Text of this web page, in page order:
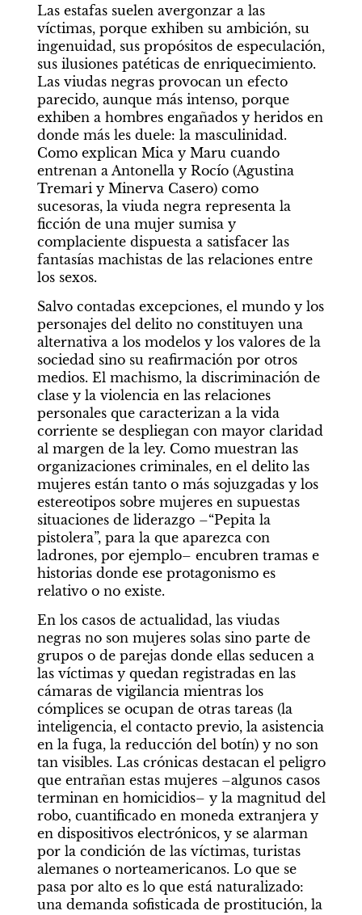
Las estafas suelen avergonzar a las
víctimas, porque exhiben su ambición, su
ingenuidad, sus propósitos de especulación,
sus ilusiones patéticas de enriquecimiento.
Las viudas negras provocan un efecto
parecido, aunque más intenso, porque
exhiben a hombres engañados y heridos en
donde más les duele: la masculinidad.
Como explican Mica y Maru cuando
entrenan a Antonella y Rocío (Agustina
Tremari y Minerva Casero) como
sucesoras, la viuda negra representa la
ficción de una mujer sumisa y
complaciente dispuesta a satisfacer las
fantasías machistas de las relaciones entre
los sexos.
Salvo contadas excepciones, el mundo y los
personajes del delito no constituyen una
alternativa a los modelos y los valores de la
sociedad sino su reafirmación por otros
medios. El machismo, la discriminación de
clase y la violencia en las relaciones
personales que caracterizan a la vida
corriente se despliegan con mayor claridad
al margen de la ley. Como muestran las
organizaciones criminales, en el delito las
mujeres están tanto o más sojuzgadas y los
estereotipos sobre mujeres en supuestas
situaciones de liderazgo –“Pepita la
pistolera”, para la que aparezca con
ladrones, por ejemplo– encubren tramas e
historias donde ese protagonismo es
relativo o no existe.
En los casos de actualidad, las viudas
negras no son mujeres solas sino parte de
grupos o de parejas donde ellas seducen a
las víctimas y quedan registradas en las
cámaras de vigilancia mientras los
cómplices se ocupan de otras tareas (la
inteligencia, el contacto previo, la asistencia
en la fuga, la reducción del botín) y no son
tan visibles. Las crónicas destacan el peligro
que entrañan estas mujeres –algunos casos
terminan en homicidios– y la magnitud del
robo, cuantificado en moneda extranjera y
en dispositivos electrónicos, y se alarman
por la condición de las víctimas, turistas
alemanes o norteamericanos. Lo que se
pasa por alto es lo que está naturalizado:
una demanda sofisticada de prostitución, la